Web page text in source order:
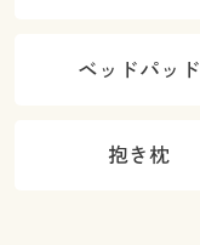
ベッドパッド
抱き枕